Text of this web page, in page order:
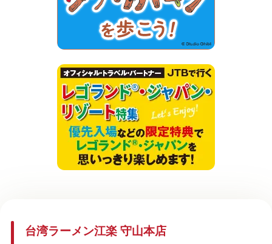
台湾ラーメン江楽 守山本店